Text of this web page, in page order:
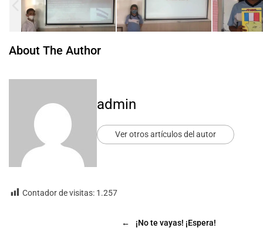
About The Author
admin
Ver otros artículos del autor
Contador de visitas: 1.257
←
¡No te vayas! ¡Espera!